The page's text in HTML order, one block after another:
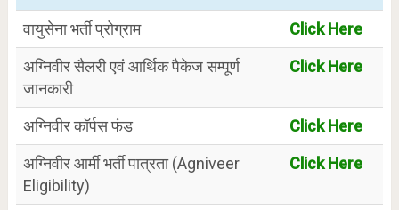
वायुसेना भर्ती प्रोग्राम
Click Here
अग्निवीर सैलरी एवं आर्थिक पैकेज सम्पूर्ण
जानकारी
Click Here
अग्निवीर कॉर्पस फंड
Click Here
अग्निवीर आर्मी भर्ती पात्रता (Agniveer
Eligibility)
Click Here